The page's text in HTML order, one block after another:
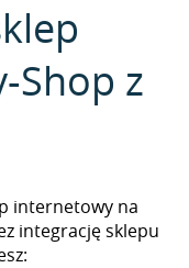
Shop z
internetowy na
integrację sklepu